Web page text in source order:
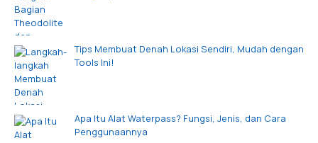
Tips Membuat Denah Lokasi Sendiri, Mudah dengan
Tools Ini!
Apa Itu Alat Waterpass? Fungsi, Jenis, dan Cara
Penggunaannya